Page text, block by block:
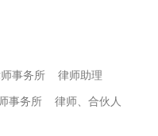
事务所 律师助理
事务所 律师、合伙人